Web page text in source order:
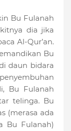
Bu Fulanah
dia jika
Al-Qur’an.
Bu
daun bidara
Bu Fulanah
telinga. Bu
(merasa ada
Bu Fulanah)